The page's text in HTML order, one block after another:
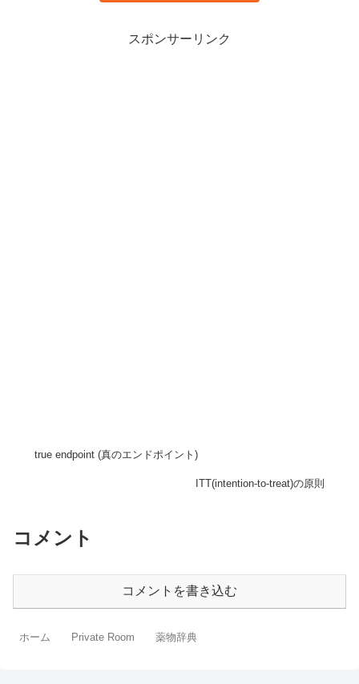
スポンサーリンク
true endpoint (真のエンドポイント)
ITT(intention-to-treat)の原則
コメント
コメントを書き込む
ホーム Private Room 薬物辞典